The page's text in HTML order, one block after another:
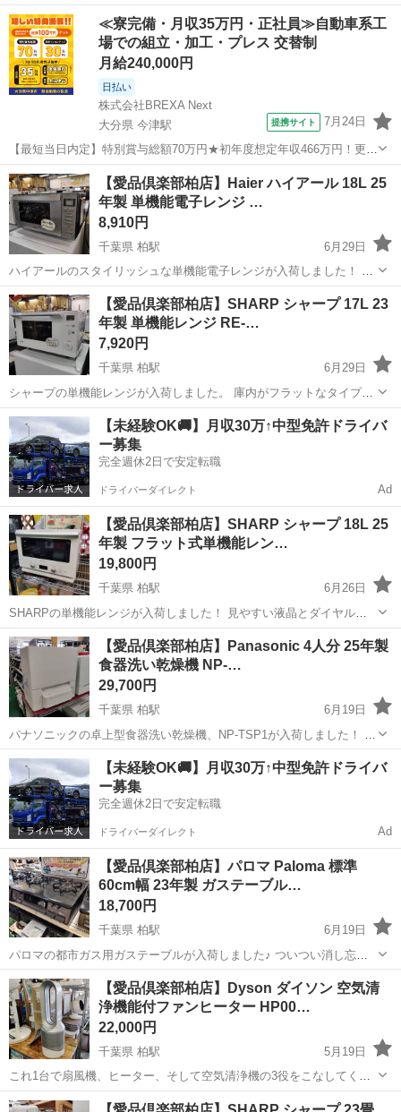
プなので、大きなお弁当やお皿もスッキリ入って出し入れラクラク♪
ワンタッチで温められる「コンビニ」ボタンや「かんたんメニュー」
があって、忙しい毎日でも直...
千葉 柏市 柏駅 キッチン家電
≪寮完備・月収35万円・正社員≫自動車系工
場での組立・加工・プレス 交替制
月給240,000円
日払い
株式会社BREXA Next
大分県 今津駅
提携サイト 7月24日
【最短当日内定】特別賞与総額70万円★初年度想定年収466万円！更新
インセンティブ30万円★無料の備品付き寮完備＆赴任旅費会社負担◎
業績賞与＆昇給あり！軽自動車の製造業務！ ダイハツ車の製造 大手自
動車メーカーである『ダイ...
大分 中津市 今津駅 その他
【愛品倶楽部柏店】Haier ハイアール 18L 25
年製 単機能電子レンジ …
8,910円
千葉県 柏駅
6月29日
ハイアールのスタイリッシュな単機能電子レンジが入荷しました！ ワ
ンタッチでほかほかにできる「簡単あたため」ボタン付き！ 庫内は段
差のないフラットタイプだから、大きなお弁当もすっぽり入って、汚
れてもサッと拭くだけでお手...
千葉 柏市 柏駅 キッチン家電
【愛品倶楽部柏店】SHARP シャープ 17L 23
年製 単機能レンジ RE-…
7,920円
千葉県 柏駅
6月29日
シャープの単機能レンジが入荷しました。 庫内がフラットなタイプな
ので、大きめのお弁当も引っかからずにスムーズに出し入れできます
よ♪ 冷凍食品を自動でちょうどよく温めてくれる専用ボタンや、直感
的に時間を合わせられるダイ...
千葉 柏市 柏駅 キッチン家電 レンジ
【未経験OK🚚】月収30万↑中型免許ドライバ
ー募集
完全週休2日で安定転職
ドライバーダイレクト Ad
【愛品倶楽部柏店】SHARP シャープ 18L 25
年製 フラット式単機能レン…
19,800円
千葉県 柏駅
6月26日
SHARPの単機能レンジが入荷しました！ 見やすい液晶とダイヤル式
で、直感的に操作できるのが嬉しいポイント。 最大1000Wのハイパワ
ーでお弁当もスピーディーにホカホカになります。 庫内は凸凹のない
フラットタイ...
千葉 柏市 柏駅 キッチン家電
【愛品倶楽部柏店】Panasonic 4人分 25年製
食器洗い乾燥機 NP-…
29,700円
千葉県 柏駅
6月19日
パナソニックの卓上型食器洗い乾燥機、NP-TSP1が入荷しました！ 賃
貸でも使いやすい工事不要のタンク式で、なんと2025年製の高年式モ
デル★ 分岐水栓の取り付けを悩んでいた方にもぴったりですよ。 上部
にスライ...
千葉 柏市 柏駅 キッチン家電 タンク
【未経験OK🚚】月収30万↑中型免許ドライバ
ー募集
完全週休2日で安定転職
ドライバーダイレクト Ad
【愛品倶楽部柏店】パロマ Paloma 標準
60cm幅 23年製 ガステーブル…
18,700円
千葉県 柏駅
6月19日
パロマの都市ガス用ガステーブルが入荷しました♪ ついつい消し忘れ
てしまいがちなコンロを、30分で自動消火してくれる「あんしんモー
ド」がとても頼もしい一台です！ Siセンサーもバッチリ搭載されてい
て、毎日の調理をし...
千葉 柏市 柏駅 キッチン家電 パロマ
【愛品倶楽部柏店】Dyson ダイソン 空気清
浄機能付ファンヒーター HP00…
22,000円
千葉県 柏駅
5月19日
これ1台で扇風機、ヒーター、そして空気清浄機の3役をこなしてくれ
ます！ 季節ごとに重い家電を出し入れするあの面倒な作業から、これ
千葉 柏市 柏駅 季節、空調家電